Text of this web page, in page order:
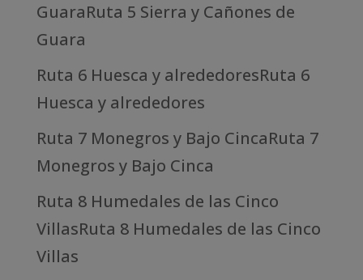
GuaraRuta 5 Sierra y Cañones de
Guara
Ruta 6 Huesca y alrededoresRuta 6
Huesca y alrededores
Ruta 7 Monegros y Bajo CincaRuta 7
Monegros y Bajo Cinca
Ruta 8 Humedales de las Cinco
VillasRuta 8 Humedales de las Cinco
Villas